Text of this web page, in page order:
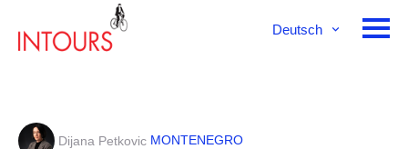
Deutsch
Dijana Petkovic MONTENEGRO